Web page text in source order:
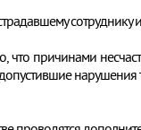
что причинами